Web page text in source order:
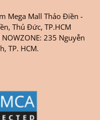
Mega Mall Thảo Điền -
Thủ Đức, TP.HCM
NOWZONE: 235 Nguyễn
TP. HCM.